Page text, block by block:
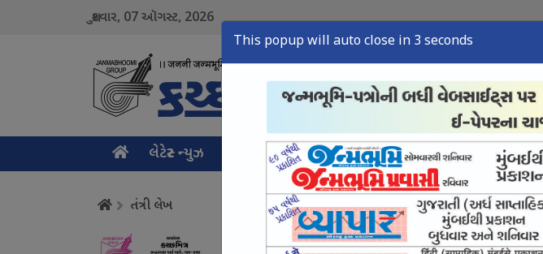
શુક્રવાર, 07ઑગસ્ટ, 2026
લેટેસ્ટ ન્યુઝ મુખ્ય સમાચાર ક્રાઇમ ન્યુઝ સ્પોર્ટ્સ ન્યુઝ તંત્રી લેખ
This popup will auto close in 2 seconds
તંત્રી લેખ
સાયબર ક્રાઈમ ઉપર સકંજો કસવા સુપ્રીમનો આદેશ